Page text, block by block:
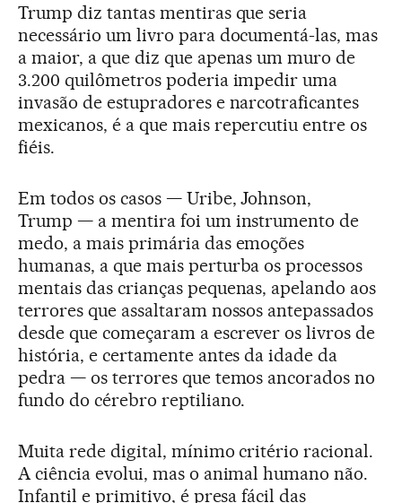
Trump diz tantas mentiras que seria
necessário um livro para documentá-las, mas
a maior, a que diz que apenas um muro de
3.200 quilômetros poderia impedir uma
invasão de estupradores e narcotraficantes
mexicanos, é a que mais repercutiu entre os
fiéis.
Em todos os casos — Uribe, Johnson,
Trump — a mentira foi um instrumento de
medo, a mais primária das emoções
humanas, a que mais perturba os processos
mentais das crianças pequenas, apelando aos
terrores que assaltaram nossos antepassados
desde que começaram a escrever os livros de
história, e certamente antes da idade da
pedra — os terrores que temos ancorados no
fundo do cérebro reptiliano.
Muita rede digital, mínimo critério racional.
A ciência evolui, mas o animal humano não.
Infantil e primitivo, é presa fácil das